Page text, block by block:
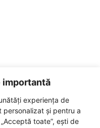
importantă
experiența de
și pentru a
toate”, ești de